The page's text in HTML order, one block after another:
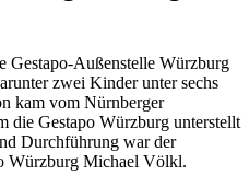
Gestapo-Außenstelle Würzburg
zwei Kinder unter sechs
kam vom Nürnberger
die Gestapo Würzburg unterstellt
Durchführung war der
Würzburg Michael Völkl.